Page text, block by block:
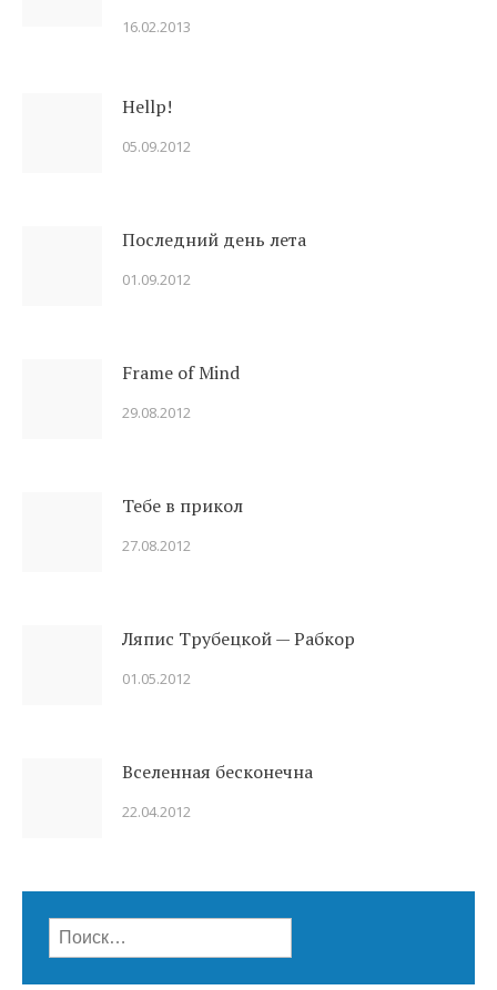
16.02.2013
Hellp!
05.09.2012
Последний день лета
01.09.2012
Frame of Mind
29.08.2012
Тебе в прикол
27.08.2012
Ляпис Трубецкой — Рабкор
01.05.2012
Вселенная бесконечна
22.04.2012
Найти: